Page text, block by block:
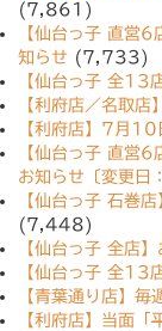
(7,861)
【仙台っ子 直営6
知らせ (7,733)
【仙台っ子 全13
【利府店／名取店
【利府店】7月
【仙台っ子 直営
お知らせ〔変更
【仙台っ子 石巻
(7,448)
【仙台っ子 全店
【仙台っ子 全13
【青葉通り店】
【利府店】当面「